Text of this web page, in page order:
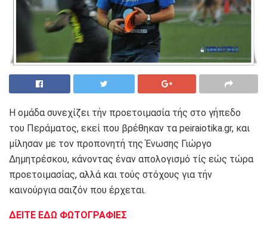
Η ομάδα συνεχίζει τήν προετοιμασία τής στο γήπεδο
του Περάματος, εκεί που βρέθηκαν τα peiraiotika.gr, και
μίλησαν με τον προπονητή της Ένωσης Γιώργο
Δημητρέσκου, κάνοντας έναν απολογισμό τίς εώς τώρα
προετοιμασίας, αλλά και τούς στόχους για τήν
καινούργια σαιζόν που έρχεται.
ΔΕΙΤΕ ΕΔΩ ΦΩΤΟΓΡΑΦΙΕΣ